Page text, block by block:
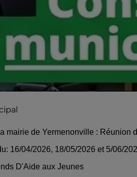
mairie de Yermenonville : Réunion
16/04/2026, 18/05/2026 et 5/06/
D'Aide aux Jeunes